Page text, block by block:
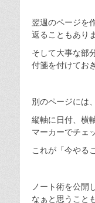
翌週のページを
返ることもあり
そして大事な部
付箋を付けてお
別のページには
縦軸に日付、横
マーカーでチェ
これが「今やる
ノート術を公開
なぁと思うこと